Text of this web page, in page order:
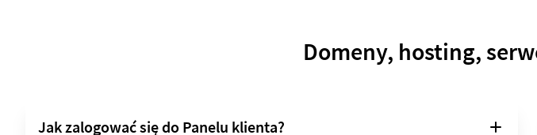
Domeny, hosting,
Jak zalogować się do Panelu klienta?